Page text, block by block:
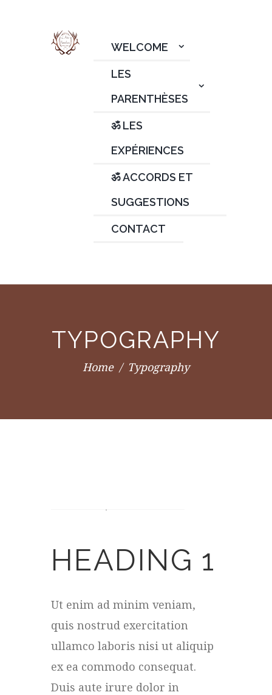
WELCOME
LES
PARENTHÈSES
ॐ LES
EXPÉRIENCES
ॐ ACCORDS ET
SUGGESTIONS
CONTACT
TYPOGRAPHY
Home Typography
Deep Tissue
Reflexology Revival
Signature Soak
HEADING 1
Ut enim ad minim veniam,
quis nostrud exercitation
ullamco laboris nisi ut aliquip
ex ea commodo consequat.
Duis aute irure dolor in